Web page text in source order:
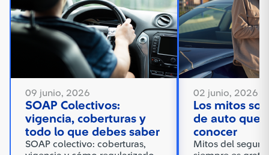
09 junio, 2026
SOAP Colectivos:
vigencia, coberturas y
todo lo que debes saber
SOAP colectivo: coberturas,
02 junio, 2026
Los mitos
de auto que
conocer
Mitos del seguro